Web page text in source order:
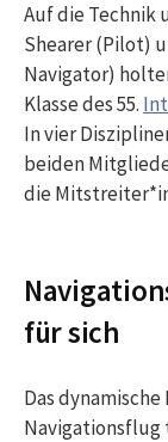
Auf die Technik
Shearer (Pilot)
Navigator)
Klasse des 55.
In vier
beiden
die
für sich
Das